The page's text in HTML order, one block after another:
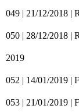
049 | 21/12/2018 |
050 | 28/12/2018 |
2019
052 | 14/01/2019 |
053 | 21/01/2019 |